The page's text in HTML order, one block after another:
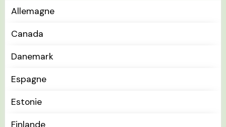
Allemagne
Canada
Danemark
Espagne
Estonie
Finlande